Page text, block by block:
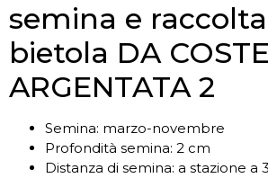
semina e
bietola DA COSTE
ARGENTATA 2
Semina: marzo-novembre
Profondità semina: 2 cm
Distanza di semina: a stazione a